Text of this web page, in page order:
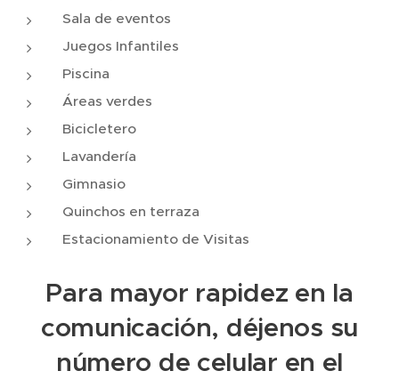
Sala de eventos
Juegos Infantiles
Piscina
Áreas verdes
Bicicletero
Lavandería
Gimnasio
Quinchos en terraza
Estacionamiento de Visitas
Para mayor rapidez en la
comunicación, déjenos su
número de celular en el